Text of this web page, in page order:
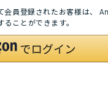
員登録されたお客様は、
ことができます。